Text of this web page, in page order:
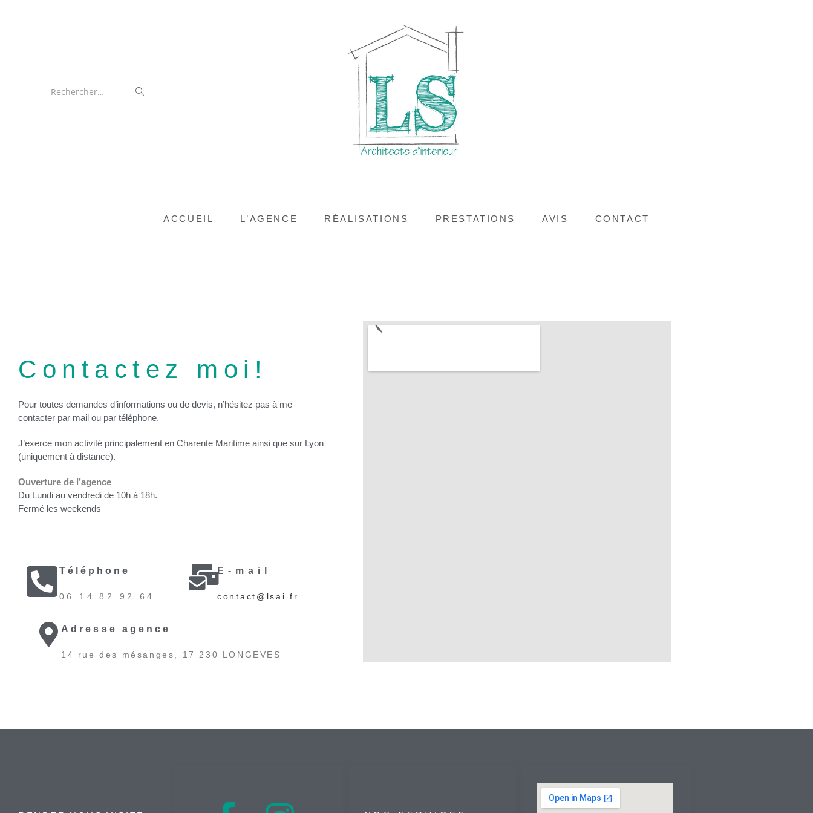
Rechercher…
ACCUEIL L’AGENCE RÉALISATIONS PRESTATIONS AVIS CONTACT
Contactez moi!
Pour toutes demandes d’informations ou de devis, n’hésitez pas à me
contacter par mail ou par téléphone.
J’exerce mon activité principalement en Charente Maritime ainsi que sur Lyon
(uniquement à distance).
Ouverture de l’agence
Du Lundi au vendredi de 10h à 18h.
Fermé les weekends
Téléphone
06 14 82 92 64
E-mail
contact@lsai.fr
Adresse agence
14 rue des mésanges, 17 230 LONGEVES